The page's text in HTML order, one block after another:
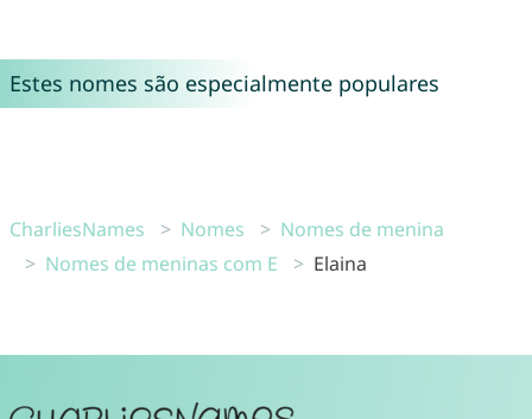
Estes nomes são especialmente populares
CharliesNames Nomes
Nomes de menina
Nomes de meninas com E
Elaina